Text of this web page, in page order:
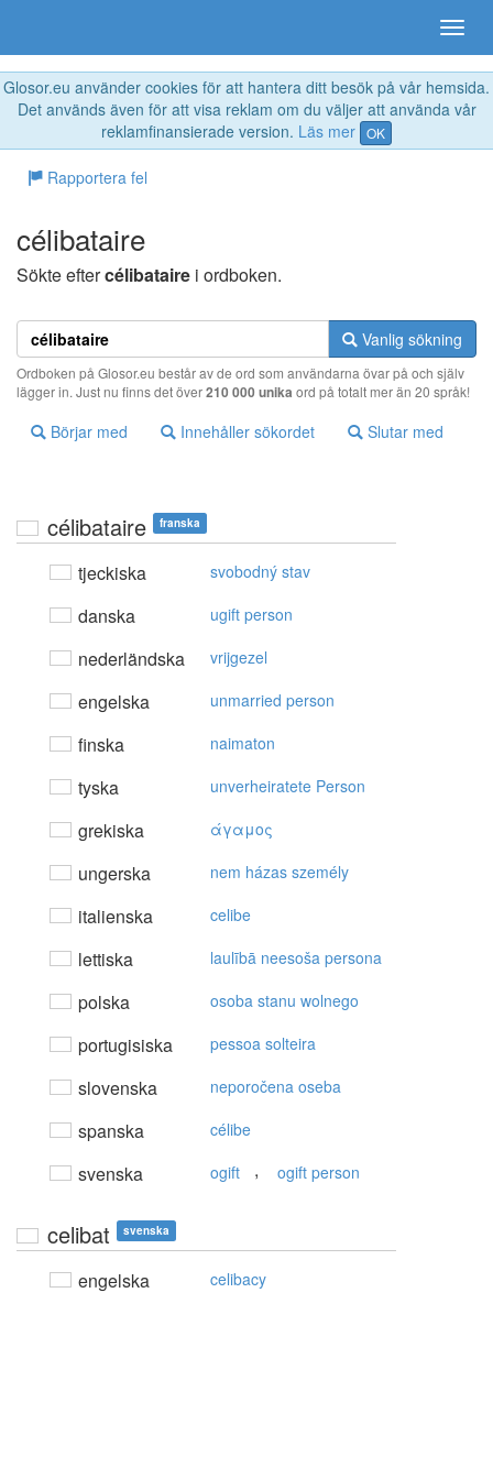
Glosor.eu använder cookies för att hantera ditt besök på vår hemsida.
Det används även för att visa reklam om du väljer att använda vår
reklamfinansierade version. Läs mer OK
Rapportera fel
célibataire
Sökte eftercélibataire i ordboken.
Vanlig sökning
Ordboken på Glosor.eu består av de ord som användarna övar på och själv
lägger in. Just nu finns det över210 000 unika ord på totalt mer än 20 språk!
Börjar med Innehåller sökordet Slutar med
célibataire franska
tjeckiska svobodný stav
danska ugift person
nederländska vrijgezel
engelska unmarried person
finska naimaton
tyska unverheiratete Person
grekiska άγαμoς
ungerska nem házas személy
italienska celibe
lettiska laulībā neesoša persona
polska osoba stanu wolnego
portugisiska pessoa solteira
slovenska neporočena oseba
spanska célibe
svenska ogift , ogift person
celibat svenska
engelska celibacy